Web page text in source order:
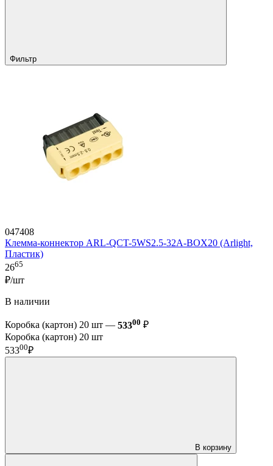
Фильтр
047408
Клемма-коннектор ARL-QCT-5WS2.5-32A-BOX20 (Arlight,
Пластик)
2665
₽/шт
В наличии
Коробка (картон) 20 шт — 53300 ₽
Коробка (картон) 20 шт
53300₽
В корзину